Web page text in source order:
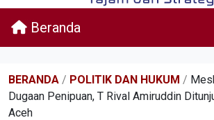
Beranda
BERANDA / POLITIK DAN HUKUM /
Dugaan Penipuan, T Rival Amiruddin
Aceh